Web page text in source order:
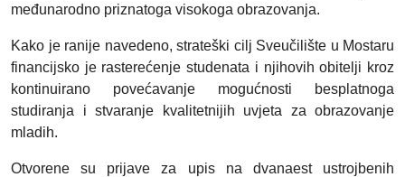
međunarodno priznatoga visokoga obrazovanja.
Kako je ranije navedeno, strateški cilj Sveučilište u Mostaru
financijsko je rasterećenje studenata i njihovih obitelji kroz
kontinuirano povećavanje mogućnosti besplatnoga
studiranja i stvaranje kvalitetnijih uvjeta za obrazovanje
mladih.
Otvorene su prijave za upis na dvanaest ustrojbenih